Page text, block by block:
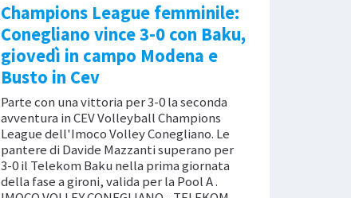
Champions League femminile:
Conegliano vince 3-0 con Baku,
giovedì in campo Modena e
Busto in Cev
Parte con una vittoria per 3-0 la seconda
avventura in CEV Volleyball Champions
League dell'Imoco Volley Conegliano. Le
pantere di Davide Mazzanti superano per
3-0 il Telekom Baku nella prima giornata
della fase a gironi, valida per la Pool A .